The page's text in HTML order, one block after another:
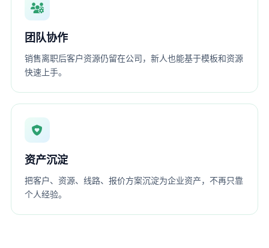
团队协作
销售离职后客户资源仍留在公司，新人也能基于模板和资源
快速上手。
资产沉淀
把客户、资源、线路、报价方案沉淀为企业资产，不再只靠
个人经验。